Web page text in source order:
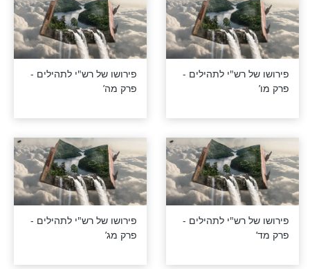
רש"י לתהילים -
פירושו של רש"י לתהילים -
פרק מט’